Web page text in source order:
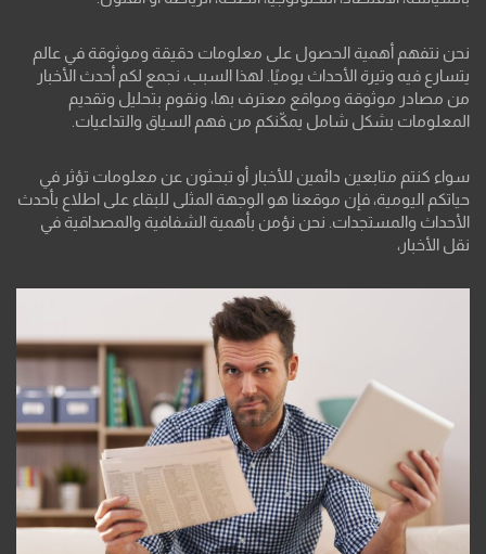
نحن نتفهم أهمية الحصول على معلومات دقيقة وموثوقة في عالم
يتسارع فيه وتيرة الأحداث يوميًا. لهذا السبب، نجمع لكم أحدث الأخبار
من مصادر موثوقة ومواقع معترف بها، ونقوم بتحليل وتقديم
المعلومات بشكل شامل يمكّنكم من فهم السياق والتداعيات.
سواء كنتم متابعين دائمين للأخبار أو تبحثون عن معلومات تؤثر في
حياتكم اليومية، فإن موقعنا هو الوجهة المثلى للبقاء على اطلاع بأحدث
الأحداث والمستجدات. نحن نؤمن بأهمية الشفافية والمصداقية في
نقل الأخبار،